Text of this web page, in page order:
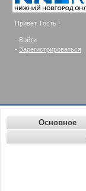
Привет, Гость !
- Войти
- Зарегистрироваться
Основное